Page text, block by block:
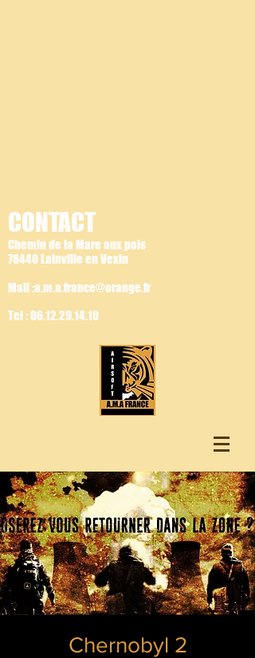
CONTACT
Chemin de la Mare aux pois
78440 Lainville en Vexin
Mail :a.m.a.france@orange.fr
Tel :06.12.29.14.10
Chernobyl 2